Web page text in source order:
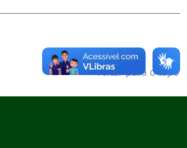
Voltar para o topo